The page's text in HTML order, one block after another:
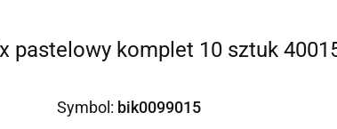
pastelowy komplet 10 sztuk
Symbol: bik0099015